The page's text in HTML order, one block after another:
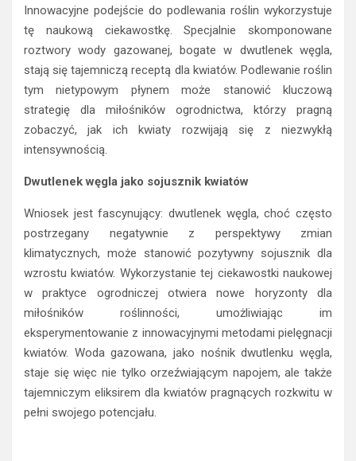
Innowacyjne podejście do podlewania roślin wykorzystuje
tę naukową ciekawostkę. Specjalnie skomponowane
roztwory wody gazowanej, bogate w dwutlenek węgla,
stają się tajemniczą receptą dla kwiatów. Podlewanie roślin
tym nietypowym płynem może stanowić kluczową
strategię dla miłośników ogrodnictwa, którzy pragną
zobaczyć, jak ich kwiaty rozwijają się z niezwykłą
intensywnością.
Dwutlenek węgla jako sojusznik kwiatów
Wniosek jest fascynujący: dwutlenek węgla, choć często
postrzegany negatywnie z perspektywy zmian
klimatycznych, może stanowić pozytywny sojusznik dla
wzrostu kwiatów. Wykorzystanie tej ciekawostki naukowej
w praktyce ogrodniczej otwiera nowe horyzonty dla
miłośników roślinności, umożliwiając im
eksperymentowanie z innowacyjnymi metodami pielęgnacji
kwiatów. Woda gazowana, jako nośnik dwutlenku węgla,
staje się więc nie tylko orzeźwiającym napojem, ale także
tajemniczym eliksirem dla kwiatów pragnących rozkwitu w
pełni swojego potencjału.